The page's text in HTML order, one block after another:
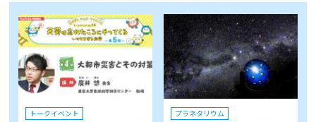
トークイベント プラネタリウム